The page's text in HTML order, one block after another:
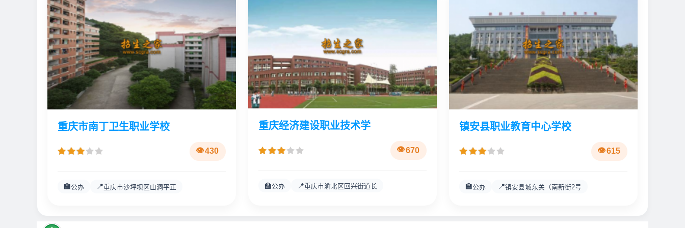
重庆市南丁卫生职业学校
430
🏫公办 📍重庆市沙坪坝区山洞平正
重庆经济建设职业技术学
670
🏫公办 📍重庆市渝北区回兴街道长
镇安县职业教育中心学校
615
🏫公办 📍镇安县城东关（南新街2号